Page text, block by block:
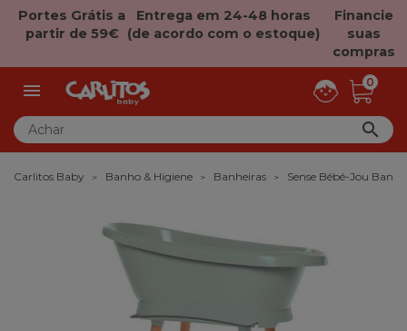
Portes Grátis a
partir de 59€
Entrega em 24-48 horas
(de acordo com o estoque)
Financie
suas
compras
 0

Carlitos Baby Banho & Higiene Banheiras Sense Bébé-Jou